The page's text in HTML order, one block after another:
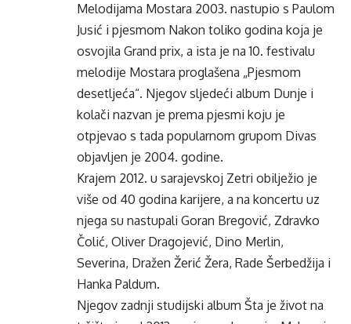
Melodijama Mostara 2003. nastupio s Paulom
Jusić i pjesmom Nakon toliko godina koja je
osvojila Grand prix, a ista je na 10. festivalu
melodije Mostara proglašena „Pjesmom
desetljeća“. Njegov sljedeći album Dunje i
kolači nazvan je prema pjesmi koju je
otpjevao s tada popularnom grupom Divas
objavljen je 2004. godine.
Krajem 2012. u sarajevskoj Zetri obilježio je
više od 40 godina karijere, a na koncertu uz
njega su nastupali Goran Bregović, Zdravko
Čolić, Oliver Dragojević, Dino Merlin,
Severina, Dražen Žerić Žera, Rade Šerbedžija i
Hanka Paldum.
Njegov zadnji studijski album Šta je život na